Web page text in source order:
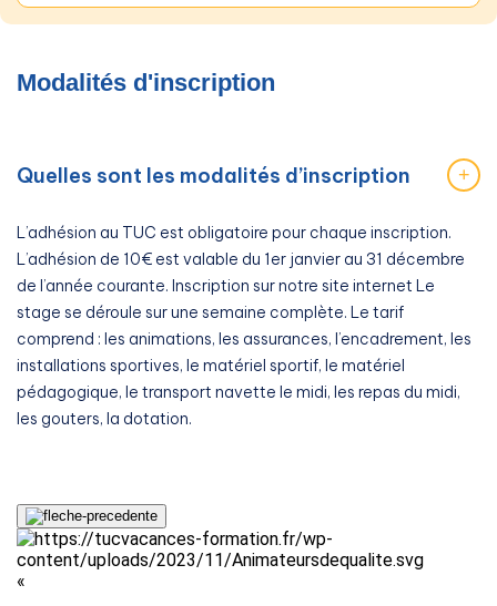
Modalités d'inscription
Quelles sont les modalités d’inscription +
L’adhésion au TUC est obligatoire pour chaque inscription.
L’adhésion de 10€ est valable du 1er janvier au 31 décembre
de l’année courante. Inscription sur notre site internet Le
stage se déroule sur une semaine complète. Le tarif
comprend : les animations, les assurances, l’encadrement, les
installations sportives, le matériel sportif, le matériel
pédagogique, le transport navette le midi, les repas du midi,
les gouters, la dotation.
«